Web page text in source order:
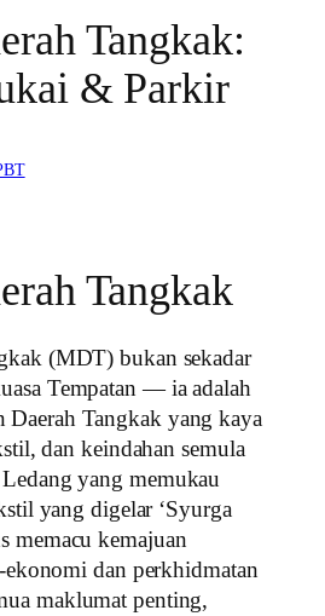
Tangkak:
& Parkir
Tangkak
(MDT) bukan sekadar
Tempatan — ia adalah
Daerah Tangkak yang kaya
dan keindahan semula
yang memukau
yang digelar ‘Syurga
memacu kemajuan
dan perkhidmatan
maklumat penting,